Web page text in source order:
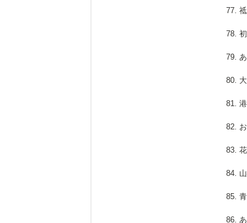
77.
78.
79.
80.
81.
82.
83.
84.
85.
86.